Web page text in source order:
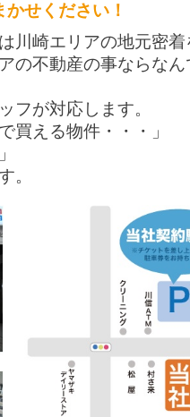
せください！
川崎エリアの地元密
の不動産の事ならな
フが対応します。
買える物件・・・」
。